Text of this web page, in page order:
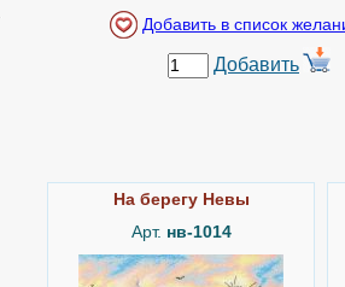
Добавить
На берегу Невы
Арт. нв-1014